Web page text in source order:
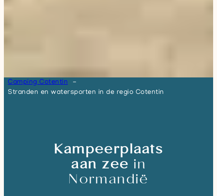
Camping Cotentin
Stranden en watersporten in de regio Cotentin
Kampeerplaats
aan zeein
Normandië